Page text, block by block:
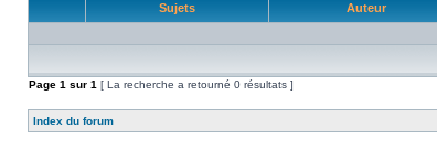
Sujets Auteur
Page 1 sur 1 [ La recherche a retourné 0 résultats ]
Index du forum